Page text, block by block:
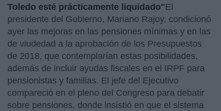
Toledo esté prácticamente liquidado"El
presidente del Gobierno, Mariano Rajoy, condicionó
ayer las mejoras en las pensiones mínimas y en las
de viudedad a la aprobación de los Presupuestos
de 2018, que contemplarían estas posibilidades,
además de incluir ayudas fiscales en el IRPF para
pensionistas y familias. El jefe del Ejecutivo
compareció en el pleno del Congreso para debatir
sobre pensiones, donde insistió en que el sistema